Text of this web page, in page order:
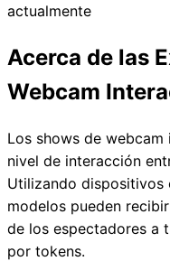
actualmente
Acerca de las
Webcam
Los shows de
nivel de interacción
Utilizando dispositivos
modelos pueden
de los espectadores a
por tokens.